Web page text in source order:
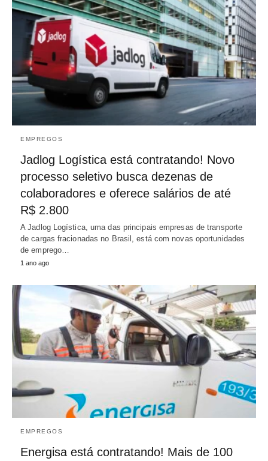
EMPREGOS
Jadlog Logística está contratando! Novo
processo seletivo busca dezenas de
colaboradores e oferece salários de até
R$ 2.800
A Jadlog Logística, uma das principais empresas de transporte
de cargas fracionadas no Brasil, está com novas oportunidades
de emprego…
1 ano ago
EMPREGOS
Energisa está contratando! Mais de 100